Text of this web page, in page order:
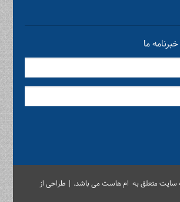
ما
سایت متعلق به ام هاست می باشد. | طراحی از